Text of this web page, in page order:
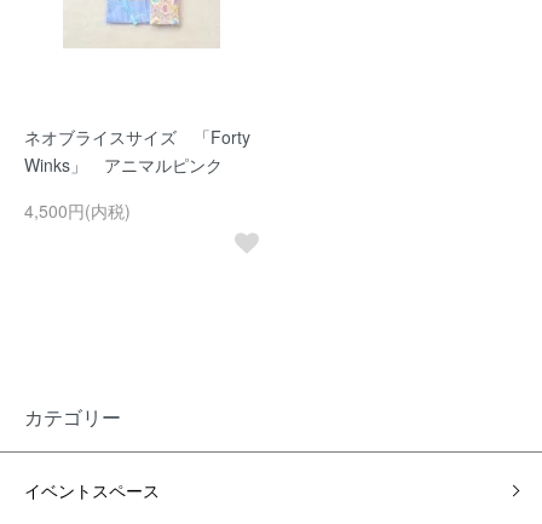
ネオブライスサイズ 「Forty
Winks」 アニマルピンク
4,500円(内税)
カテゴリー
イベントスペース